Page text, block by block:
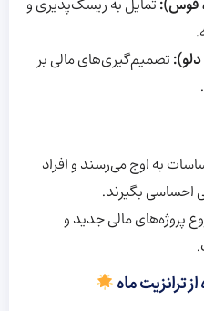
قوس):تمایل به ریسک‌پذیری و
تصمیم‌گیری‌های مالی بر
به اوج می‌رسند و افراد
بگیرند.
پروژه‌های مالی جدید و